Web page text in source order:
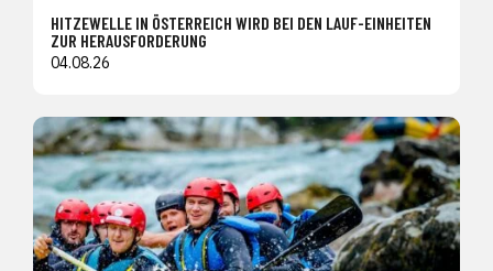
HITZEWELLE IN ÖSTERREICH WIRD BEI DEN LAUF-EINHEITEN
ZUR HERAUSFORDERUNG
04.08.26